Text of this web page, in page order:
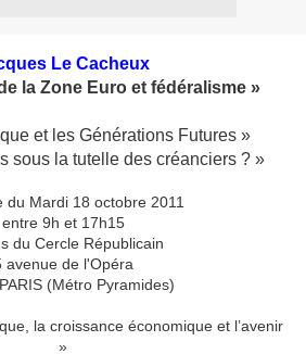
Le Cacheux
la Zone Euro et fédéralisme »
et les Générations Futures »
sous la tutelle des créanciers ? »
du Mardi 18 octobre 2011
entre 9h et 17h15
du Cercle Républicain
avenue de l'Opéra
(Métro Pyramides)
la croissance économique et l’avenir
»